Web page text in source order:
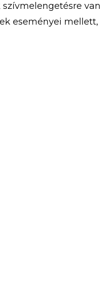
van
eseményei mellett,